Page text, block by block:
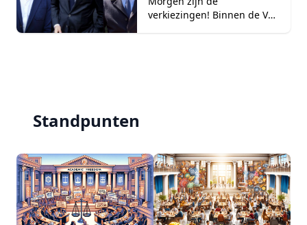
verkiezingen! Binnen de VSP
Standpunten